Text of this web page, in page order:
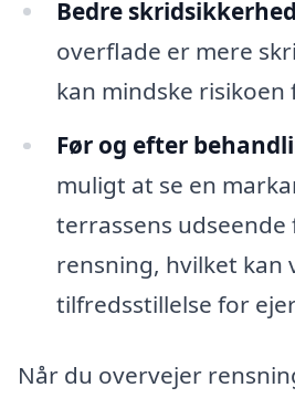
Bedre
overflade er mere
kan mindske risikoen
Før og efter
muligt at se en
terrassens
rensning, hvilket
tilfredsstillelse for
Når du overvejer